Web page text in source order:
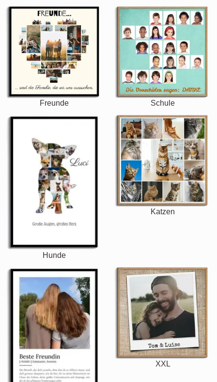
Freunde Schule
Hunde
Katzen
XXL